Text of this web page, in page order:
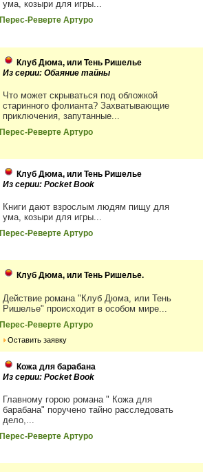
ума, козыри для игры...
Перес-Реверте Артуро
Клуб Дюма, или Тень Ришелье
Из серии: Обаяние тайны
Что может скрываться под обложкой
старинного фолианта? Захватывающие
приключения, запутанные...
Перес-Реверте Артуро
Клуб Дюма, или Тень Ришелье
Из серии: Pocket Book
Книги дают взрослым людям пищу для
ума, козыри для игры...
Перес-Реверте Артуро
Клуб Дюма, или Тень Ришелье.
Действие романа "Клуб Дюма, или Тень
Ришелье" происходит в особом мире...
Перес-Реверте Артуро
Оставить заявку
Кожа для барабана
Из серии: Pocket Book
Главному горою романа " Кожа для
барабана" поручено тайно расследовать
дело,...
Перес-Реверте Артуро